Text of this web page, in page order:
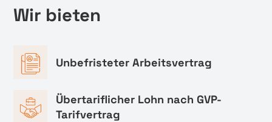
Wir bieten
Unbefristeter Arbeitsvertrag
Übertariflicher Lohn nach GVP-
Tarifvertrag